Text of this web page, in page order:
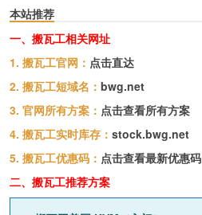
本站推荐
一、搬瓦工相关网址
1. 搬瓦工官网： 点击直达
2. 搬瓦工短域名： bwg.net
3. 官网所有方案： 点击查看所有方案
4. 搬瓦工实时库存： stock.bwg.net
5. 搬瓦工优惠码： 点击查看最新优惠码
二、搬瓦工推荐方案